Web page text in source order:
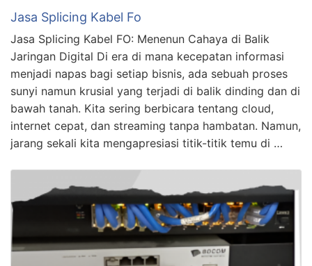
Jasa Splicing Kabel Fo
Jasa Splicing Kabel FO: Menenun Cahaya di Balik
Jaringan Digital Di era di mana kecepatan informasi
menjadi napas bagi setiap bisnis, ada sebuah proses
sunyi namun krusial yang terjadi di balik dinding dan di
bawah tanah. Kita sering berbicara tentang cloud,
internet cepat, dan streaming tanpa hambatan. Namun,
jarang sekali kita mengapresiasi titik-titik temu di …